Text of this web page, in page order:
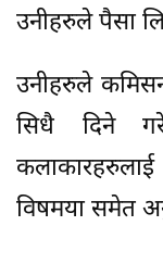
उनीहरुले पैसा
उनीहरुले
सिधै दिने
कलाकारहरुलाई
विषमया समेत